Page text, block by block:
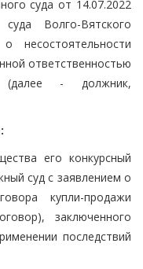
суда от 14.07.2022
Волго-Вятского
ответственностью
(далее - должник,
его конкурсный
суд с заявлением о
купли-продажи
заключенного
последствий